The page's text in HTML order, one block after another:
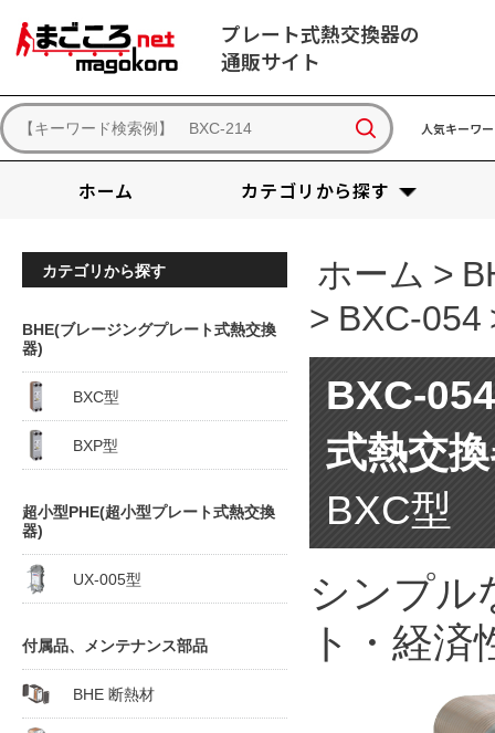
プレート式熱交換器の
通販サイト
人気キーワ
ホーム カテゴリから探す
ホーム >
> BXC-054
BXC-
式熱交
BXC型
シンプル
ト・経
カテゴリから探す
BHE(ブレージングプレート式熱交換
器)
BXC型
BXP型
超小型PHE(超小型プレート式熱交換
器)
UX-005型
付属品、メンテナンス部品
BHE 断熱材